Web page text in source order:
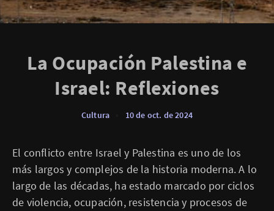
La Ocupación Palestina e
Israel: Reflexiones
Cultura 10 de oct. de 2024
El conflicto entre Israel y Palestina es uno de los
más largos y complejos de la historia moderna. A lo
largo de las décadas, ha estado marcado por ciclos
de violencia, ocupación, resistencia y procesos de